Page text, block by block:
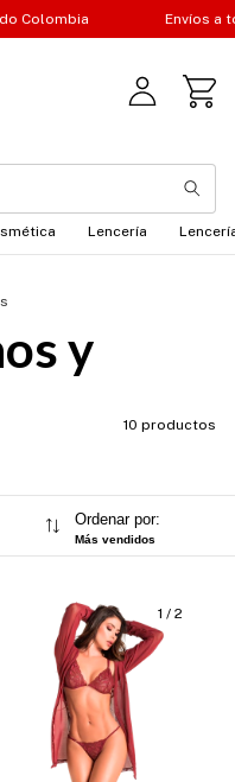
Colombia Envíos a
Lencería
y
10 productos
Ordenar por:
Más vendidos
1 / 2